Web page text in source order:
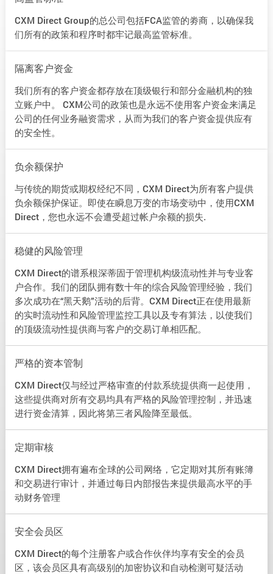
CXM Direct Group的总公司包括FCA监管的劵商，以确保我
们所有的政策和程序时都牢记最高监管标准。
隔离客户资金
我们所有的客户资金都存放在顶级银行和部分金融机构的独
立账户中。 CXM公司的政策也是永远不使用客户资金来满足
公司的任何业务融资需求，从而为我们的客户资金提供应有
的安全性。
负余额保护
与传统的期货或期权经纪不同，CXM Direct为所有客户提供
负余额保护保证。即使在瞬息万变的市场变动中，使用CXM
Direct，您也永远不会遭受超过帐户余额的损失.
稳健的风险管理
CXM Direct的谱系根深蒂固于管理机构级流动性并与专业客
户合作。我们的团队拥有数十年的综合风险管理经验，我们
多次成功在“黑天鹅”活动的后背。CXM Direct正在使用最新
的实时流动性和风险管理监控工具以及专有算法，以使我们
的顶级流动性提供商与客户的交易订单相匹配。
严格的资本管制
CXM Direct仅与经过严格审查的付款系统提供商一起使用，
这些提供商对所有交易均具有严格的风险管理控制，并迅速
进行资金清算，因此将第三者风险降至最低。
定期审核
CXM Direct拥有遍布全球的公司网络，它定期对其所有账簿
和交易进行审计，并通过每日内部报告来提供最高水平的手
动财务管理
安全会员区
CXM Direct的每个注册客户或合作伙伴均享有安全的会员
区，该会员区具有高级别的加密协议和自动检测可疑活动